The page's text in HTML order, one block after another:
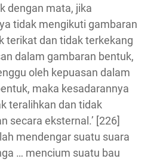
dengan mata, jika
tidak mengikuti gambaran
terikat dan tidak terkekang
dalam gambaran bentuk,
oleh kepuasan dalam
maka kesadarannya
teralihkan dan tidak
secara eksternal.’ [226]
mendengar suatu suara
… mencium suatu bau